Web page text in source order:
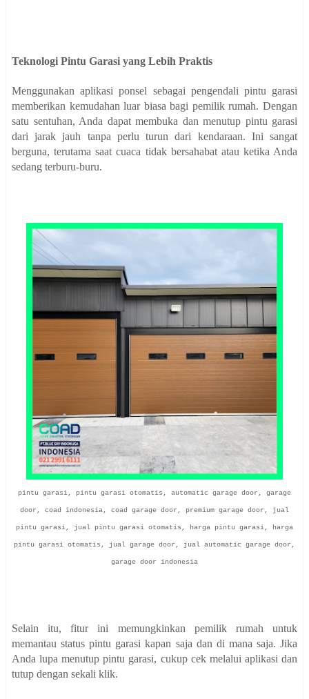
Teknologi Pintu Garasi yang Lebih Praktis
Menggunakan aplikasi ponsel sebagai pengendali pintu garasi
memberikan kemudahan luar biasa bagi pemilik rumah. Dengan
satu sentuhan, Anda dapat membuka dan menutup pintu garasi
dari jarak jauh tanpa perlu turun dari kendaraan. Ini sangat
berguna, terutama saat cuaca tidak bersahabat atau ketika Anda
sedang terburu-buru.
pintu garasi, pintu garasi otomatis, automatic garage door, garage
door, coad indonesia, coad garage door, premium garage door, jual
pintu garasi, jual pintu garasi otomatis, harga pintu garasi, harga
pintu garasi otomatis, jual garage door, jual automatic garage door,
garage door indonesia
Selain itu, fitur ini memungkinkan pemilik rumah untuk
memantau status pintu garasi kapan saja dan di mana saja. Jika
Anda lupa menutup pintu garasi, cukup cek melalui aplikasi dan
tutup dengan sekali klik.